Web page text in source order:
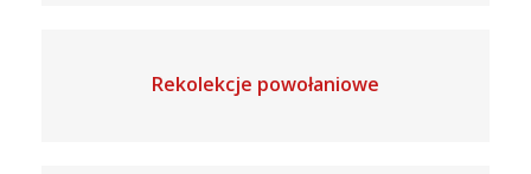
Rekolekcje powołaniowe